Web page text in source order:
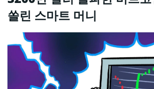
쏠린 스마트 머니